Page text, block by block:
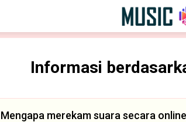
Informasi
Mengapa merekam suara secara